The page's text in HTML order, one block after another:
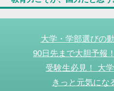
大学・学部選びの
90日先まで大胆予報
受験生必見！ 大
きっと元気にな